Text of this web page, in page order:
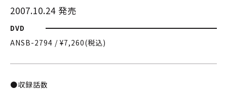
2007.10.24 発売
DVD
ANSB-2794 / ¥7,260(税込)
●収録話数